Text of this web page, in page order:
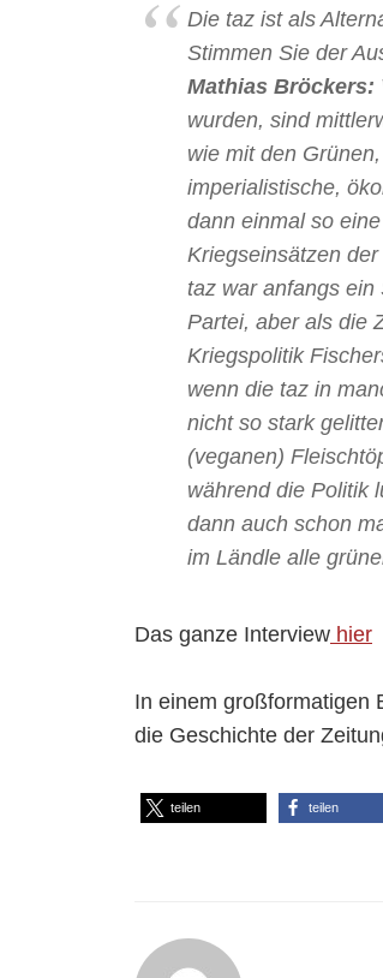
Die taz ist als
Stimmen Sie der
Mathias Bröckers:
wurden, sind
wie mit den
imperialistische,
dann einmal so
Kriegseinsätzen
taz war anfangs
Partei, aber als die
Kriegspolitik
wenn die taz in
nicht so stark
(veganen)
während die Politik
dann auch schon
im Ländle alle
Das ganze Interview hier
In einem großformatigen
die Geschichte der
teilen teilen